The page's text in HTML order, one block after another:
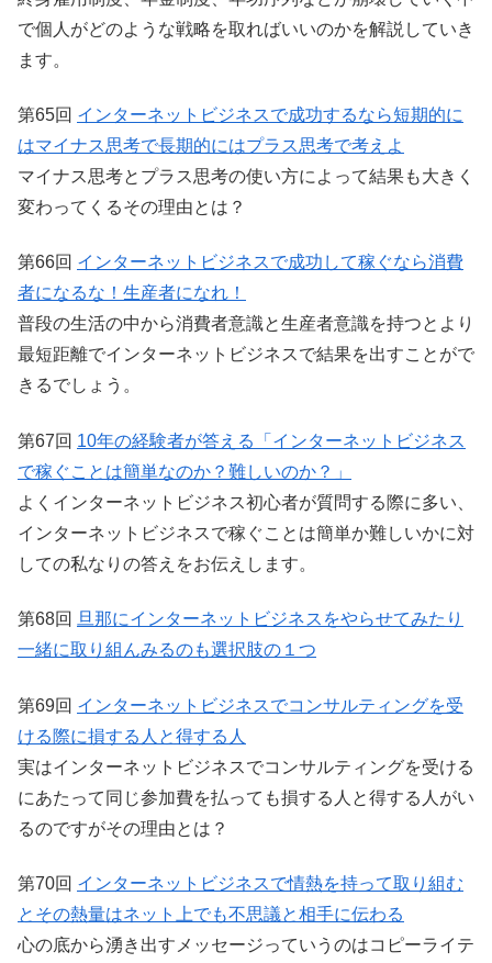
で個人がどのような戦略を取ればいいのかを解説していき
ます。
第65回 インターネットビジネスで成功するなら短期的に
はマイナス思考で長期的にはプラス思考で考えよ
マイナス思考とプラス思考の使い方によって結果も大きく
変わってくるその理由とは？
第66回 インターネットビジネスで成功して稼ぐなら消費
者になるな！生産者になれ！
普段の生活の中から消費者意識と生産者意識を持つとより
最短距離でインターネットビジネスで結果を出すことがで
きるでしょう。
第67回 10年の経験者が答える「インターネットビジネス
で稼ぐことは簡単なのか？難しいのか？」
よくインターネットビジネス初心者が質問する際に多い、
インターネットビジネスで稼ぐことは簡単か難しいかに対
しての私なりの答えをお伝えします。
第68回 旦那にインターネットビジネスをやらせてみたり
一緒に取り組んみるのも選択肢の１つ
第69回 インターネットビジネスでコンサルティングを受
ける際に損する人と得する人
実はインターネットビジネスでコンサルティングを受ける
にあたって同じ参加費を払っても損する人と得する人がい
るのですがその理由とは？
第70回 インターネットビジネスで情熱を持って取り組む
とその熱量はネット上でも不思議と相手に伝わる
心の底から湧き出すメッセージっていうのはコピーライテ